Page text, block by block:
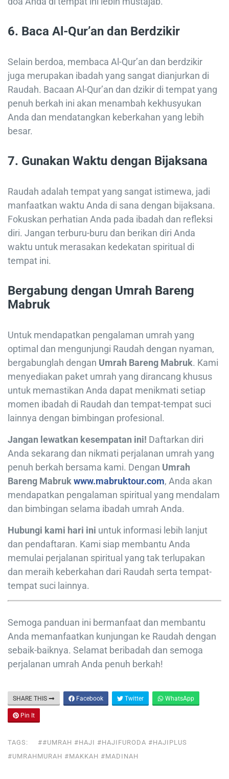
6. Baca Al-Qur’an dan Berdzikir
Selain berdoa, membaca Al-Qur’an dan berdzikir
juga merupakan ibadah yang sangat dianjurkan di
Raudah. Bacaan Al-Qur’an dan dzikir di tempat yang
penuh berkah ini akan menambah kekhusyukan
Anda dan mendatangkan keberkahan yang lebih
besar.
7. Gunakan Waktu dengan Bijaksana
Raudah adalah tempat yang sangat istimewa, jadi
manfaatkan waktu Anda di sana dengan bijaksana.
Fokuskan perhatian Anda pada ibadah dan refleksi
diri. Jangan terburu-buru dan berikan diri Anda
waktu untuk merasakan kedekatan spiritual di
tempat ini.
Bergabung dengan Umrah Bareng
Mabruk
Untuk mendapatkan pengalaman umrah yang
optimal dan mengunjungi Raudah dengan nyaman,
bergabunglah dengan Umrah Bareng Mabruk. Kami
menyediakan paket umrah yang dirancang khusus
untuk memastikan Anda dapat menikmati setiap
momen ibadah di Raudah dan tempat-tempat suci
lainnya dengan bimbingan profesional.
Jangan lewatkan kesempatan ini! Daftarkan diri
Anda sekarang dan nikmati perjalanan umrah yang
penuh berkah bersama kami. Dengan Umrah
Bareng Mabruk www.mabruktour.com, Anda akan
mendapatkan pengalaman spiritual yang mendalam
dan bimbingan selama ibadah umrah Anda.
Hubungi kami hari ini untuk informasi lebih lanjut
dan pendaftaran. Kami siap membantu Anda
memulai perjalanan spiritual yang tak terlupakan
dan meraih keberkahan dari Raudah serta tempat-
tempat suci lainnya.
Semoga panduan ini bermanfaat dan membantu
Anda memanfaatkan kunjungan ke Raudah dengan
sebaik-baiknya. Selamat beribadah dan semoga
perjalanan umrah Anda penuh berkah!
SHARE THIS Facebook Twitter WhatsApp
Pin It
TAGS:
##UMRAH #HAJI #HAJIFURODA #HAJIPLUS
#UMRAHMURAH #MAKKAH #MADINAH